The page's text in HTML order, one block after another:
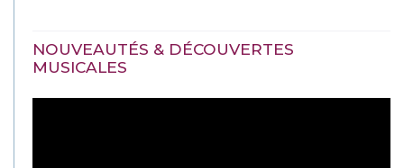
NOUVEAUTÉS & DÉCOUVERTES
MUSICALES